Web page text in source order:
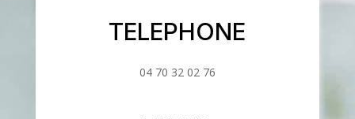
TELEPHONE
04 70 32 02 76